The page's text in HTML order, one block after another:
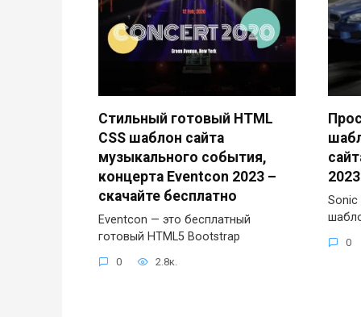
Стильный готовый HTML
CSS шаблон сайта
музыкального события,
концерта Eventcon 2023 –
скачайте бесплатно
Eventcon — это бесплатный
готовый HTML5 Bootstrap
0 2.8к.
Sonic
0